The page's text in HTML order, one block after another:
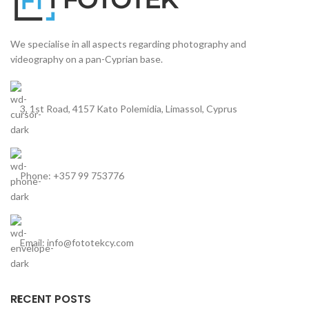
We specialise in all aspects regarding photography and
videography on a pan-Cyprian base.
3, 1st Road, 4157 Kato Polemidia, Limassol, Cyprus
Phone: +357 99 753776
Email: info@fototekcy.com
RECENT POSTS